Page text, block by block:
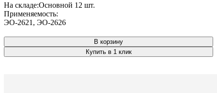
На складе:Основной 12 шт.
Применяемость:
ЭО-2621 , ЭО-2626
В корзину
Купить в 1 клик